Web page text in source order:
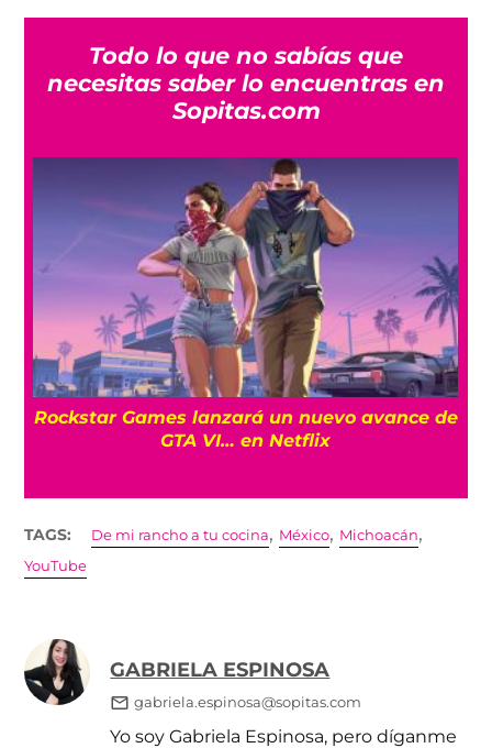
Todo lo que no sabías que
necesitas saber lo encuentras en
Sopitas.com
Rockstar Games lanzará un nuevo avance de
GTA VI… en Netflix
TAGS: De mi rancho a tu cocina, México, Michoacán,
YouTube
GABRIELA ESPINOSA
gabriela.espinosa@sopitas.com
Yo soy Gabriela Espinosa, pero díganme